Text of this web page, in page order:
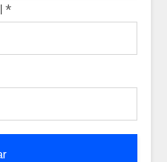
*